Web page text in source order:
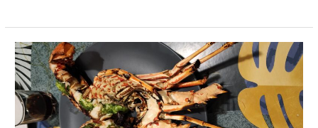
Recette
Langouste
du
jour
de